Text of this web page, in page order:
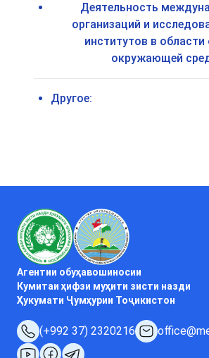
Деятельность
организаций и
институтов в
окружающей
Другое:
Агентии обуҳавошиносии
Кумитаи ҳифзи муҳити зисти назди
Ҳукумати Ҷумҳурии Тоҷикистон
(+992 37) 2320216